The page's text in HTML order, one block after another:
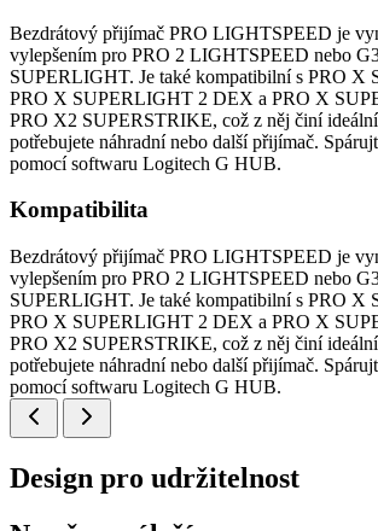
Bezdrátový přijímač PRO LIGHTSPEED je
vylepšením pro PRO 2 LIGHTSPEED nebo
SUPERLIGHT. Je také kompatibilní s PRO X
PRO X SUPERLIGHT 2 DEX a PRO X
PRO X2 SUPERSTRIKE, což z něj činí
potřebujete náhradní nebo další přijímač.
pomocí softwaru Logitech G HUB.
Kompatibilita
Bezdrátový přijímač PRO LIGHTSPEED je
vylepšením pro PRO 2 LIGHTSPEED nebo
SUPERLIGHT. Je také kompatibilní s PRO X
PRO X SUPERLIGHT 2 DEX a PRO X
PRO X2 SUPERSTRIKE, což z něj činí
potřebujete náhradní nebo další přijímač.
pomocí softwaru Logitech G HUB.
Design pro udržitelnost